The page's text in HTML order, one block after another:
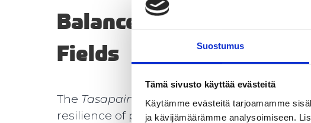
Suostumus
Tämä sivusto käyttää evästeitä
Käytämme evästeitä tarjoamamme
ja kävijämäärämme analysoimiseen.
Balance to Work in
Fields
The TasapainoaTyöhön project promotes
resilience of professionals in female-